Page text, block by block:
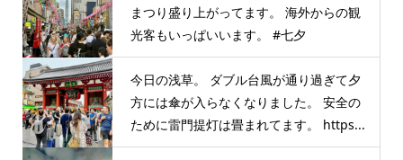
まつり盛り上がってます。 海外からの観
光客もいっぱいいます。 #七夕
今日の浅草。 ダブル台風が通り過ぎて夕
方には傘が入らなくなりました。 安全の
ために雷門提灯は畳まれてます。 https...